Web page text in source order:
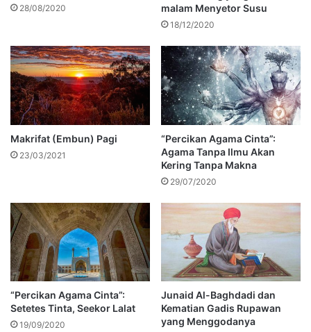
28/08/2020
malam Menyetor Susu
18/12/2020
Makrifat (Embun) Pagi
23/03/2021
“Percikan Agama Cinta”:
Agama Tanpa Ilmu Akan
Kering Tanpa Makna
29/07/2020
“Percikan Agama Cinta”:
Setetes Tinta, Seekor Lalat
19/09/2020
Junaid Al-Baghdadi dan
Kematian Gadis Rupawan
yang Menggodanya